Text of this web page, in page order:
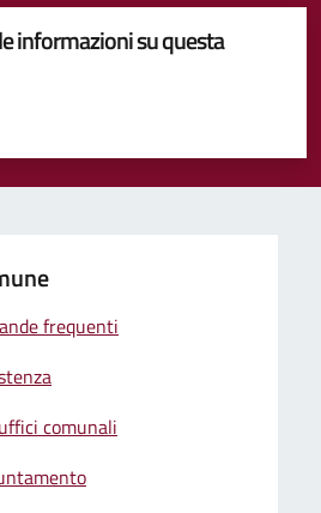
informazioni su questa
stelle su 5
su 5
5
frequenti
comunali